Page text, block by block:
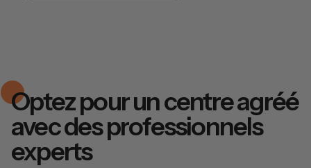
Optez pour un centre agréé
avec des professionnels
experts